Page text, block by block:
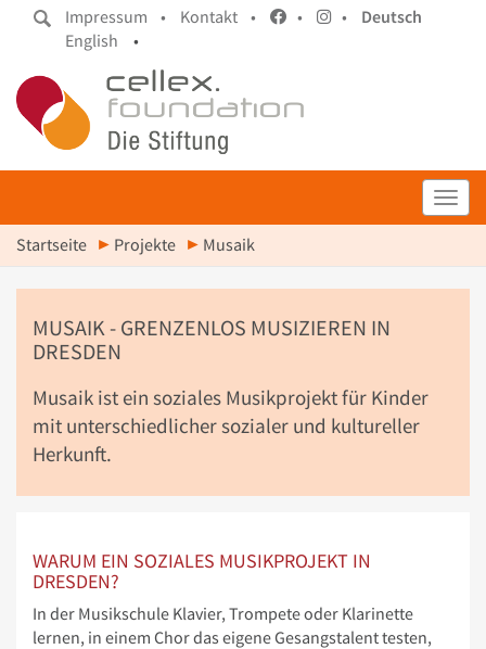
Impressum • Kontakt • • •
Deutsch
English
•
Startseite Projekte Musaik
MUSAIK - GRENZENLOS MUSIZIEREN IN
DRESDEN
Musaik ist ein soziales Musikprojekt für Kinder
mit unterschiedlicher sozialer und kultureller
Herkunft.
WARUM EIN SOZIALES MUSIKPROJEKT IN
DRESDEN?
In der Musikschule Klavier, Trompete oder Klarinette
lernen, in einem Chor das eigene Gesangstalent testen,